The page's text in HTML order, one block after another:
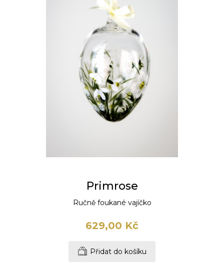
Primrose
Ručně foukané vajíčko
629,00 Kč
Přidat do košíku